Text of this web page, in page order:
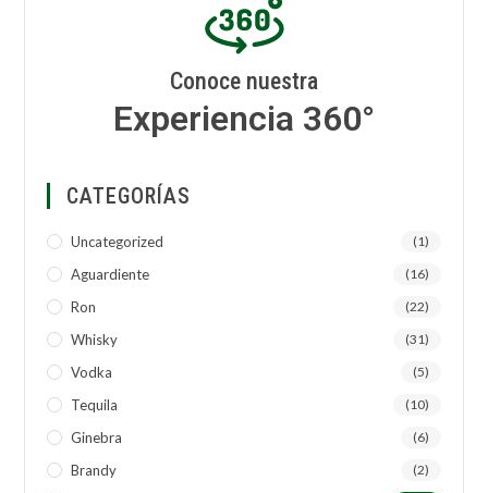
Conoce nuestra
Experiencia 360°
CATEGORÍAS
Uncategorized (1)
Aguardiente (16)
Ron (22)
Whisky (31)
Vodka (5)
Tequila (10)
Ginebra (6)
Brandy (2)